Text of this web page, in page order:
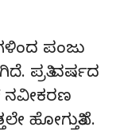
ಪಂಜು
ಪ್ರತಿ ವರ್ಷದ
ಹೋಗುತ್ತಿವೆ.